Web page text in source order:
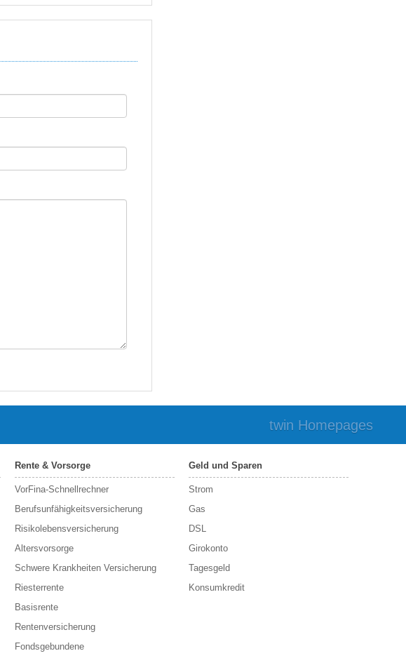
twin Homepages
Rente & Vorsorge
VorFina-Schnellrechner
Berufs­unfähigkeitsversicherung
Risikolebensversicherung
Altersvorsorge
Schwere Krankheiten Versicherung
Riesterrente
Basisrente
Rentenversicherung
Fondsgebundene
Geld und Sparen
Strom
Gas
DSL
Girokonto
Tagesgeld
Konsumkredit